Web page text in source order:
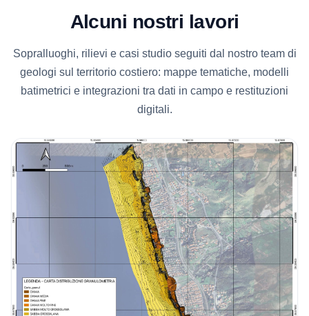
Alcuni nostri lavori
Sopralluoghi, rilievi e casi studio seguiti dal nostro team di
geologi sul territorio costiero: mappe tematiche, modelli
batimetrici e integrazioni tra dati in campo e restituzioni
digitali.